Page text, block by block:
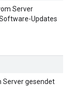
Server
Updates
Server gesendet